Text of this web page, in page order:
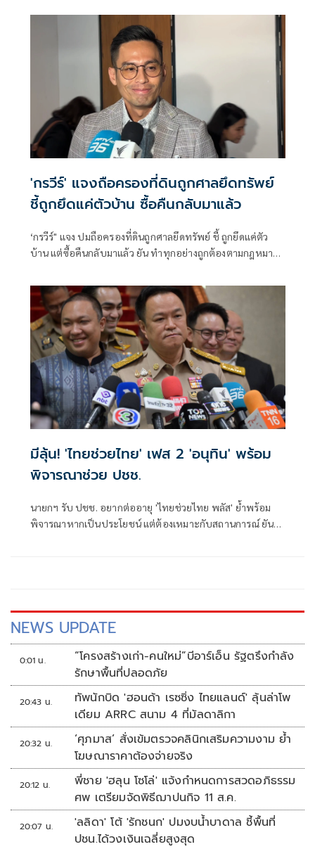
พรรคกล้าธรรม ก็ระบุว่าลืมไปหมดแล้วที่เคยพูดว่า “มีเราไม่มี
เทา” จะเป็นการเปิดโอกาสให้ส้มเข้าร่วมรัฐบาลหรือไม่ ว่า ตอน
นี้ตั้งอยู่บนสมมติฐานหลายอย่างมาก ซึ่งก็ยังไม่ได้มีการยืนยันใน
'กรวีร์' แจงถือครองที่ดินถูกศาลยึดทรัพย์
ชี้ถูกยึดแค่ตัวบ้าน ซื้อคืนกลับมาแล้ว
‘กรวีร์" แจง ปมถือครองที่ดินถูกศาลยึดทรัพย์ ชี้ ถูกยึดแค่ตัว
บ้าน แต่ซื้อคืนกลับมาแล้ว ยัน ทำทุกอย่างถูกต้องตามกฎหมาย
แยกแยะ เหตุไปฐานะปธ.สโมสรบุรีรัมย์ ไม่เกี่ยวภูมิใจไทย
มีลุ้น! 'ไทยช่วยไทย' เฟส 2 'อนุทิน' พร้อม
พิจารณาช่วย ปชช.
นายกฯ รับ ปชช. อยากต่ออายุ 'ไทยช่วยไทย พลัส' ย้ำพร้อม
พิจารณาหากเป็นประโยชน์ แต่ต้องเหมาะกับสถานการณ์ ยัน
NEWS UPDATE
0:01 น.
“โครงสร้างเก่า-คนใหม่”บีอาร์เอ็น รัฐตรึงกำลัง
รักษาพื้นที่ปลอดภัย
20:43 น.
ทัพนักบิด 'ฮอนด้า เรซซิ่ง ไทยแลนด์' ลุ้นล่าโพ
เดียม ARRC สนาม 4 ที่มัลดาลิกา
20:32 น.
‘ศุภมาส’ สั่งเข้มตรวจคลินิกเสริมความงาม ย้ำ
โฆษณาราคาต้องจ่ายจริง
20:12 น.
พี่ชาย 'ฮลุน โซโล่' แจ้งกำหนดการสวดอภิธรรม
ศพ เตรียมจัดพิธีฌาปนกิจ 11 ส.ค.
20:07 น.
'ลลิดา' โต้ 'รักชนก' ปมงบน้ำบาดาล ชี้พื้นที่
ปชน.ได้วงเงินเฉลี่ยสูงสุด